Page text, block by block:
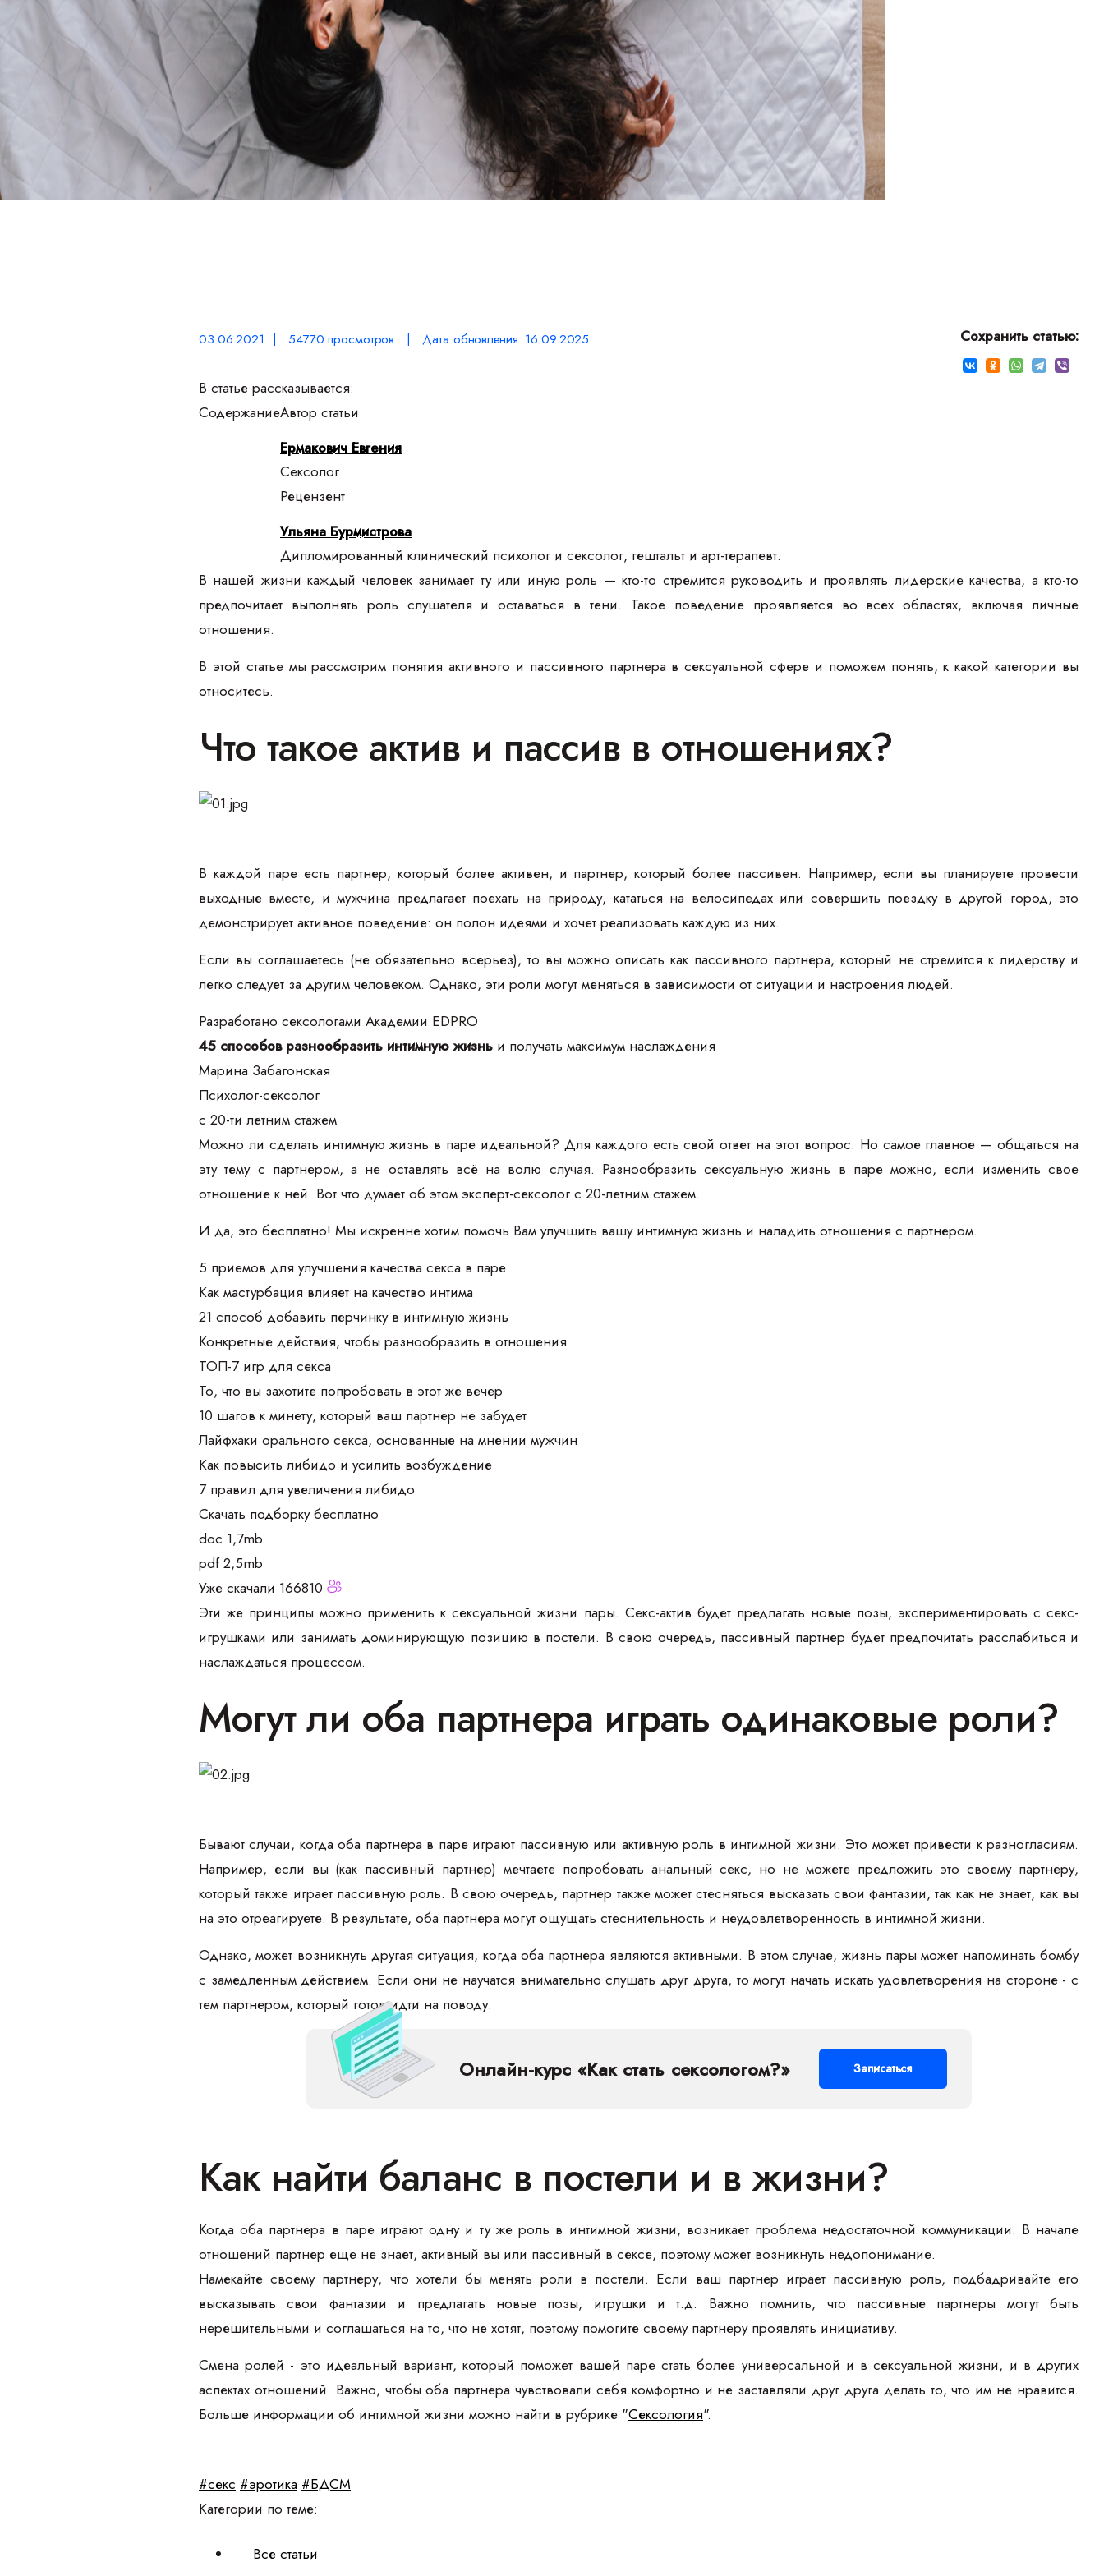
03.06.2021 | 54770 просмотров | Дата обновления: 16.09.2025 Сохранить статью:
В статье рассказывается:
СодержаниеАвтор статьи
Ермакович Евгения
Сексолог
Рецензент
Ульяна Бурмистрова
Дипломированный клинический психолог и сексолог, гештальт и арт-терапевт.
В нашей жизни каждый человек занимает ту или иную роль — кто-то стремится руководить и проявлять лидерские качества, а кто-то
предпочитает выполнять роль слушателя и оставаться в тени. Такое поведение проявляется во всех областях, включая личные
отношения.
В этой статье мы рассмотрим понятия активного и пассивного партнера в сексуальной сфере и поможем понять, к какой категории вы
относитесь.
Что такое актив и пассив в отношениях?
В каждой паре есть партнер, который более активен, и партнер, который более пассивен. Например, если вы планируете провести
выходные вместе, и мужчина предлагает поехать на природу, кататься на велосипедах или совершить поездку в другой город, это
демонстрирует активное поведение: он полон идеями и хочет реализовать каждую из них.
Если вы соглашаетесь (не обязательно всерьез), то вы можно описать как пассивного партнера, который не стремится к лидерству и
легко следует за другим человеком. Однако, эти роли могут меняться в зависимости от ситуации и настроения людей.
Разработано сексологами Академии EDPRO
45 способов разнообразить интимную жизнь и получать максимум наслаждения
Марина Забагонская
Психолог-сексолог
с 20-ти летним стажем
Можно ли сделать интимную жизнь в паре идеальной? Для каждого есть свой ответ на этот вопрос. Но самое главное — общаться на
эту тему с партнером, а не оставлять всё на волю случая. Разнообразить сексуальную жизнь в паре можно, если изменить свое
отношение к ней. Вот что думает об этом эксперт-сексолог с 20-летним стажем.
И да, это бесплатно! Мы искренне хотим помочь Вам улучшить вашу интимную жизнь и наладить отношения с партнером.
5 приемов для улучшения качества секса в паре
Как мастурбация влияет на качество интима
21 способ добавить перчинку в интимную жизнь
Конкретные действия, чтобы разнообразить в отношения
ТОП-7 игр для секса
То, что вы захотите попробовать в этот же вечер
10 шагов к минету, который ваш партнер не забудет
Лайфхаки орального секса, основанные на мнении мужчин
Как повысить либидо и усилить возбуждение
7 правил для увеличения либидо
Скачать подборку бесплатно
doc 1,7mb
pdf 2,5mb
Уже скачали 166810
Эти же принципы можно применить к сексуальной жизни пары. Секс-актив будет предлагать новые позы, экспериментировать с секс-
игрушками или занимать доминирующую позицию в постели. В свою очередь, пассивный партнер будет предпочитать расслабиться и
наслаждаться процессом.
Могут ли оба партнера играть одинаковые роли?
Бывают случаи, когда оба партнера в паре играют пассивную или активную роль в интимной жизни. Это может привести к разногласиям.
Например, если вы (как пассивный партнер) мечтаете попробовать анальный секс, но не можете предложить это своему партнеру,
который также играет пассивную роль. В свою очередь, партнер также может стесняться высказать свои фантазии, так как не знает, как вы
на это отреагируете. В результате, оба партнера могут ощущать стеснительность и неудовлетворенность в интимной жизни.
Однако, может возникнуть другая ситуация, когда оба партнера являются активными. В этом случае, жизнь пары может напоминать бомбу
с замедленным действием. Если они не научатся внимательно слушать друг друга, то могут начать искать удовлетворения на стороне - с
тем партнером, который готов идти на поводу.
Онлайн-курс «Как стать сексологом?» Записаться
Как найти баланс в постели и в жизни?
Когда оба партнера в паре играют одну и ту же роль в интимной жизни, возникает проблема недостаточной коммуникации. В начале
отношений партнер еще не знает, активный вы или пассивный в сексе, поэтому может возникнуть недопонимание.
Намекайте своему партнеру, что хотели бы менять роли в постели. Если ваш партнер играет пассивную роль, подбадривайте его
высказывать свои фантазии и предлагать новые позы, игрушки и т.д. Важно помнить, что пассивные партнеры могут быть
нерешительными и соглашаться на то, что не хотят, поэтому помогите своему партнеру проявлять инициативу.
Смена ролей - это идеальный вариант, который поможет вашей паре стать более универсальной и в сексуальной жизни, и в других
аспектах отношений. Важно, чтобы оба партнера чувствовали себя комфортно и не заставляли друг друга делать то, что им не нравится.
Больше информации об интимной жизни можно найти в рубрике "Сексология".
#секс #эротика #БДСМ
Категории по теме:
Все статьи